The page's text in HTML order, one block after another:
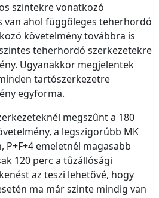
szintekre vonatkozó
van ahol függõleges teherhordó
követelmény továbbra is
teherhordó szerkezetekre
Ugyanakkor megjelentek
tartószerkezetre
egyforma.
megszûnt a 180
a legszigorúbb MK
P+F+4 emeletnél magasabb
120 perc a tûzállósági
az teszi lehetõvé, hogy
ma már szinte mindig van